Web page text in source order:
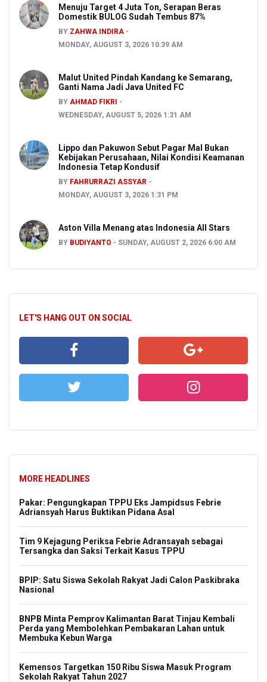
Menuju Target 4 Juta Ton, Serapan Beras
Domestik BULOG Sudah Tembus 87%
BY ZAHWA INDIRA
MONDAY, AUGUST 3, 2026 10:39 AM
Malut United Pindah Kandang ke Semarang,
Ganti Nama Jadi Java United FC
BY AHMAD FIKRI
WEDNESDAY, AUGUST 5, 2026 1:31 AM
Lippo dan Pakuwon Sebut Pagar Mal Bukan
Kebijakan Perusahaan, Nilai Kondisi Keamanan
Indonesia Tetap Kondusif
BY FAHRURRAZI ASSYAR
MONDAY, AUGUST 3, 2026 1:31 PM
Aston Villa Menang atas Indonesia All Stars
BY BUDIYANTO SUNDAY, AUGUST 2, 2026 6:00 AM
LET'S HANG OUT ON SOCIAL
MORE HEADLINES
Pakar: Pengungkapan TPPU Eks Jampidsus Febrie
Adriansyah Harus Buktikan Pidana Asal
Tim 9 Kejagung Periksa Febrie Adransayah sebagai
Tersangka dan Saksi Terkait Kasus TPPU
BPIP: Satu Siswa Sekolah Rakyat Jadi Calon Paskibraka
Nasional
BNPB Minta Pemprov Kalimantan Barat Tinjau Kembali
Perda yang Membolehkan Pembakaran Lahan untuk
Membuka Kebun Warga
Kemensos Targetkan 150 Ribu Siswa Masuk Program
Sekolah Rakyat Tahun 2027